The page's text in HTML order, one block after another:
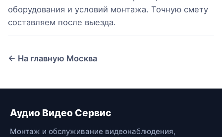
оборудования и условий монтажа. Точную смету
составляем после выезда.
← На главную Москва
Аудио Видео Сервис
Монтаж и обслуживание видеонаблюдения,